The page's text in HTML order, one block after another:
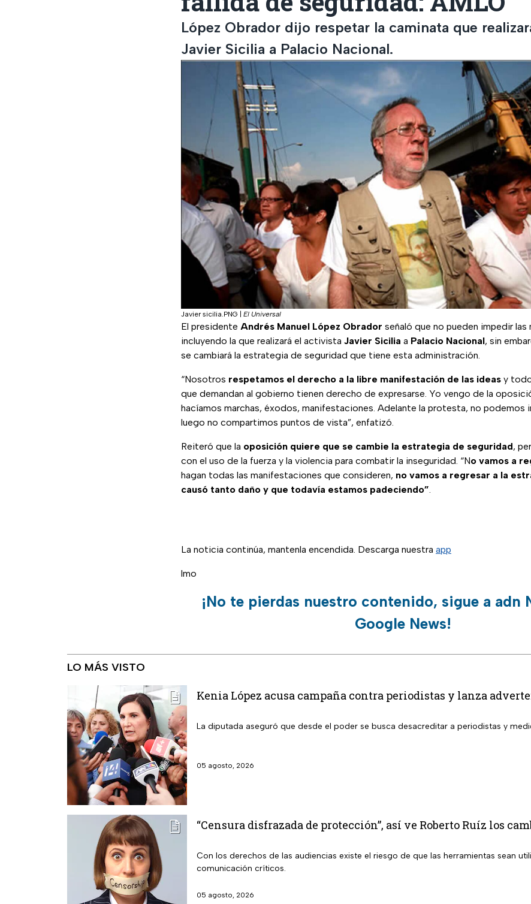
López Obrador dijo respetar la caminata que
Javier Sicilia a Palacio Nacional.
Javier sicilia.PNG El Universal
El presidente Andrés Manuel López Obrador señaló que no pueden impedir
incluyendo la que realizará el activista Javier Sicilia a Palacio Nacional, sin
se cambiará la estrategia de seguridad que tiene esta administración.
“Nosotros respetamos el derecho a la libre manifestación de las ideas y
que demandan al gobierno tienen derecho de expresarse. Yo vengo de la
hacíamos marchas, éxodos, manifestaciones. Adelante la protesta, no podemos
luego no compartimos puntos de vista”, enfatizó.
Reiteró que la oposición quiere que se cambie la estrategia de seguridad,
con el uso de la fuerza y la violencia para combatir la inseguridad. “No vamos a
hagan todas las manifestaciones que consideren, no vamos a regresar a la
causó tanto daño y que todavía estamos padeciendo”.
La noticia continúa, mantenla encendida. Descarga nuestra app
lmo
¡No te pierdas nuestro contenido, sigue a adn
Google News!
LO MÁS VISTO
Kenia López acusa campaña contra periodistas y lanza
La diputada aseguró que desde el poder se busca desacreditar a periodistas y
05 agosto, 2026
“Censura disfrazada de protección”, así ve Roberto Ruíz los
Con los derechos de las audiencias existe el riesgo de que las herramientas sean
comunicación críticos.
05 agosto, 2026